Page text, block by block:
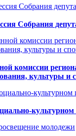
Собрания
комиссии
культуры и
культурном